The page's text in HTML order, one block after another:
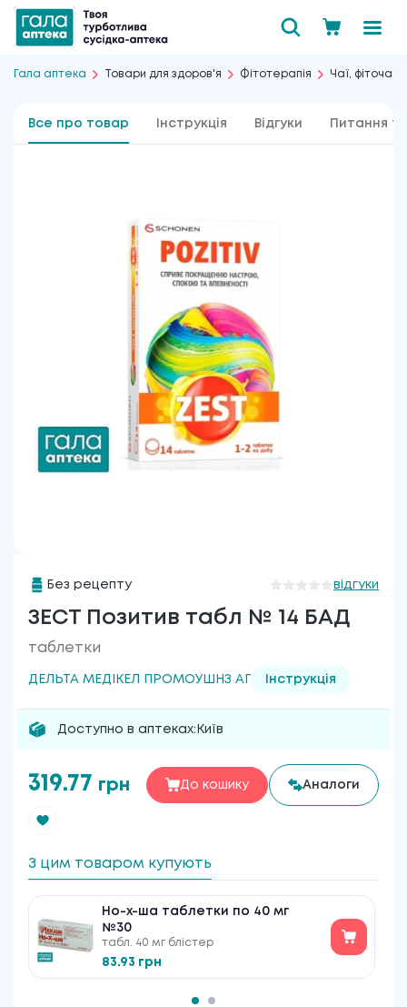
Гала аптека Товари для здоров'я Фітотерапія Чаї, фіточаї
Все про товар Інструкція Відгуки Питання та
Без рецепту відгуки
ЗЕСТ Позитив табл № 14 БАД
таблетки
ДЕЛЬТА МЕДІКЕЛ ПРОМОУШНЗ АГ Інструкція
Доступно в аптеках: Київ
319.77 грн До кошику Аналоги
З цим товаром купують
Но-х-ша таблетки по 40 мг
№30
табл. 40 мг блістер
83.93 грн